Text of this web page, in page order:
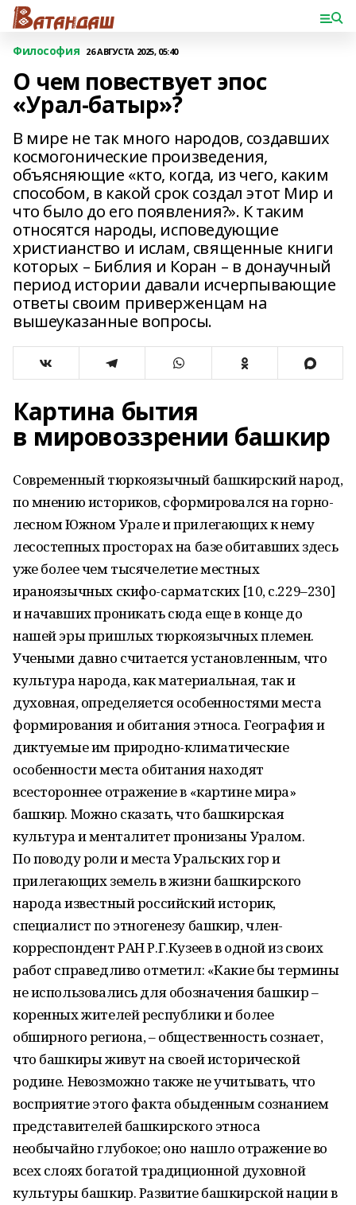
Философия 26 АВГУСТА 2025, 05:40
О чем повествует эпос
«Урал-батыр»?
В мире не так много народов, создавших
космогонические произведения,
объясняющие «кто, когда, из чего, каким
способом, в какой срок создал этот Мир и
что было до его появления?». К таким
относятся народы, исповедующие
христианство и ислам, священные книги
которых – Библия и Коран – в донаучный
период истории давали исчерпывающие
ответы своим приверженцам на
вышеуказанные вопросы.
Картина бытия
в мировоззрении башкир
Современный тюркоязычный башкирский народ,
по мнению историков, сформировался на горно-
лесном Южном Урале и прилегающих к нему
лесостепных просторах на базе обитавших здесь
уже более чем тысячелетие местных
ираноязычных скифо-сарматских [10, с.229–230]
и начавших проникать сюда еще в конце до
нашей эры пришлых тюркоязычных племен.
Учеными давно считается установленным, что
культура народа, как материальная, так и
духовная, определяется особенностями места
формирования и обитания этноса. География и
диктуемые им природно-климатические
особенности места обитания находят
всестороннее отражение в «картине мира»
башкир. Можно сказать, что башкирская
культура и менталитет пронизаны Уралом.
По поводу роли и места Уральских гор и
прилегающих земель в жизни башкирского
народа известный российский историк,
специалист по этногенезу башкир, член-
корреспондент РАН Р.Г.Кузеев в одной из своих
работ справедливо отметил: «Какие бы термины
не использовались для обозначения башкир –
коренных жителей рес­публики и более
обширного региона, – общественность сознает,
что башкиры живут на своей исторической
родине. Невозможно также не учитывать, что
восприятие этого факта обыденным сознанием
представителей башкирского этноса
необычайно глубокое; оно нашло отражение во
всех слоях богатой традиционной духовной
культуры башкир. Развитие башкирской нации в